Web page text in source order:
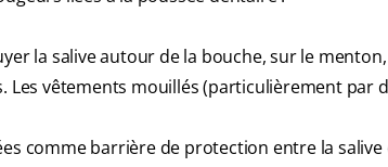
la salive autour de la bouche, sur le menton,
Les vêtements mouillés (particulièrement par
comme barrière de protection entre la salive